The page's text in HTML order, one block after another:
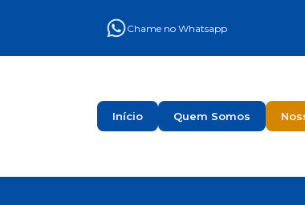
Chame no Whatsapp
Início Quem Somos